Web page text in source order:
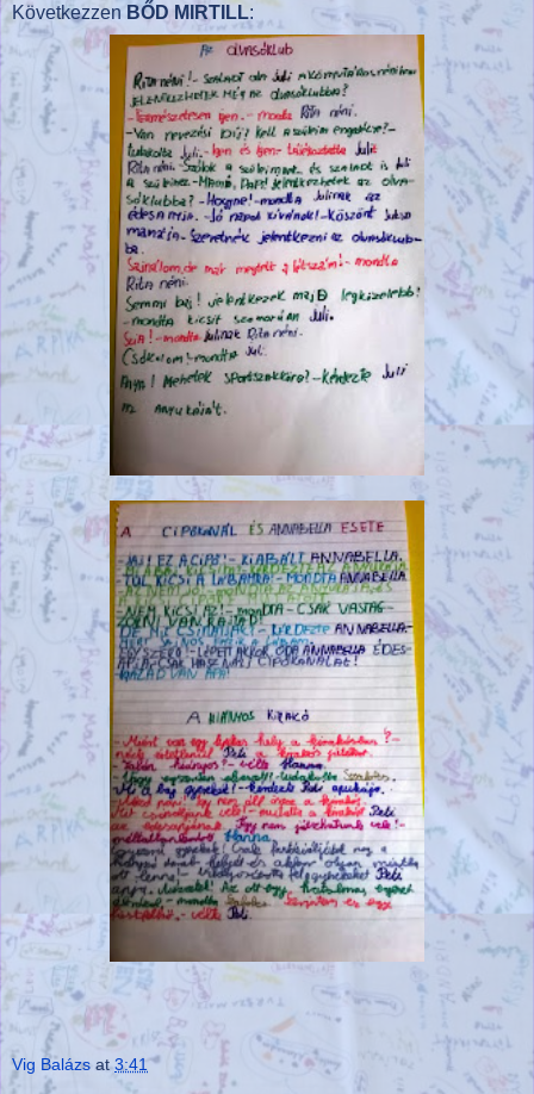
Következzen BŐD MIRTILL:
Vig Balázs at3:41